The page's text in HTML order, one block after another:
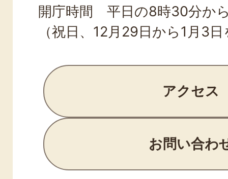
開庁時間 平日の8時30分か
（祝日、12月29日から1月3
アクセス
お問い合わ